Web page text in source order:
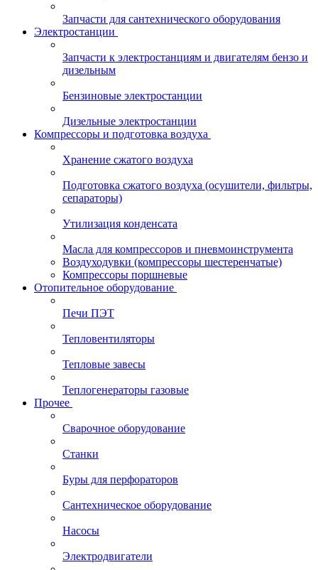
Запчасти для сантехнического оборудования
Электростанции
Запчасти к электростанциям и двигателям бензо и
дизельным
Бензиновые электростанции
Дизельные электростанции
Компрессоры и подготовка воздуха
Хранение сжатого воздуха
Подготовка сжатого воздуха (осушители, фильтры,
сепараторы)
Утилизация конденсата
Масла для компрессоров и пневмоинструмента
Воздуходувки (компрессоры шестеренчатые)
Компрессоры поршневые
Отопительное оборудование
Печи ПЭТ
Тепловентиляторы
Тепловые завесы
Теплогенераторы газовые
Прочее
Сварочное оборудование
Станки
Буры для перфораторов
Сантехническое оборудование
Насосы
Электродвигатели